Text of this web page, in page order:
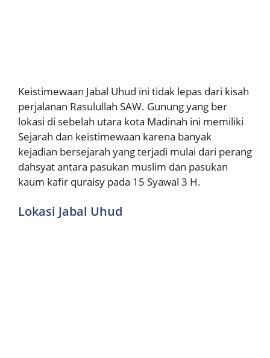
Keistimewaan Jabal Uhud ini tidak lepas dari kisah
perjalanan Rasulullah SAW. Gunung yang ber
lokasi di sebelah utara kota Madinah ini memiliki
Sejarah dan keistimewaan karena banyak
kejadian bersejarah yang terjadi mulai dari perang
dahsyat antara pasukan muslim dan pasukan
kaum kafir quraisy pada 15 Syawal 3 H.
Lokasi Jabal Uhud